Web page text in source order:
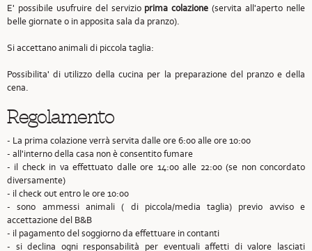
E' possibile usufruire del servizio prima colazione (servita all'aperto nelle
belle giornate o in apposita sala da pranzo).
Si accettano animali di piccola taglia:
Possibilita' di utilizzo della cucina per la preparazione del pranzo e della
cena.
Regolamento
- La prima colazione verrà servita dalle ore 6:00 alle ore 10:00
- all'interno della casa non è consentito fumare
- il check in va effettuato dalle ore 14:00 alle 22:00 (se non concordato
diversamente)
- il check out entro le ore 10:00
- sono ammessi animali ( di piccola/media taglia) previo avviso e
accettazione del B&B
- il pagamento del soggiorno da effettuare in contanti
- si declina ogni responsabilità per eventuali affetti di valore lasciati